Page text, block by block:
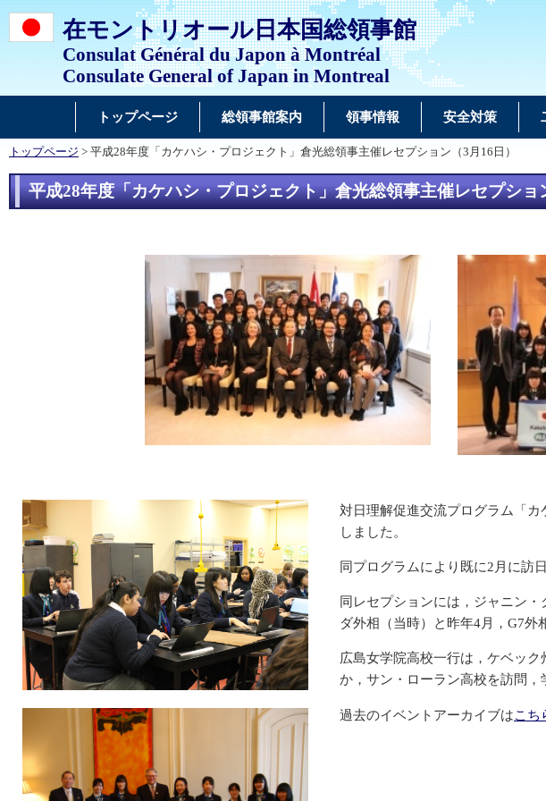
在モントリオール日本国総領事館
Consulat Général du Japon à Montréal
Consulate General of Japan in Montreal
トップページ 総領事館案内 領事情報 安全対策
トップページ > 平成28年度「カケハシ・プロジェクト」倉光総領事主催レセプション（3月16日）
平成28年度「カケハシ・プロジェクト」倉光総領事主催レセプショ
対日理解促進交流プログラム「
しました。
同プログラムにより既に2月に訪
同レセプションには，ジャニン
ダ外相（当時）と昨年4月，G7外
広島女学院高校一行は，ケベッ
か，サン・ローラン高校を訪問，
過去のイベントアーカイブはこち